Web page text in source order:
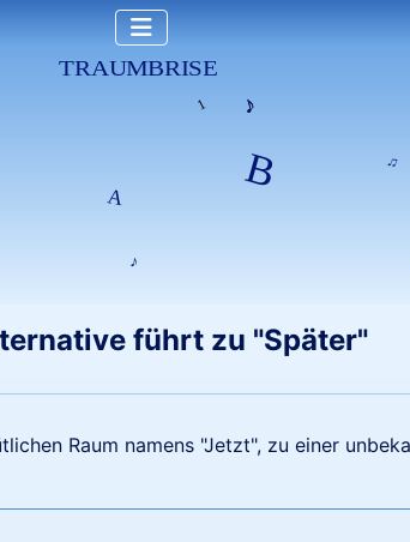
führt zu "Später"
Raum namens "Jetzt", zu einer